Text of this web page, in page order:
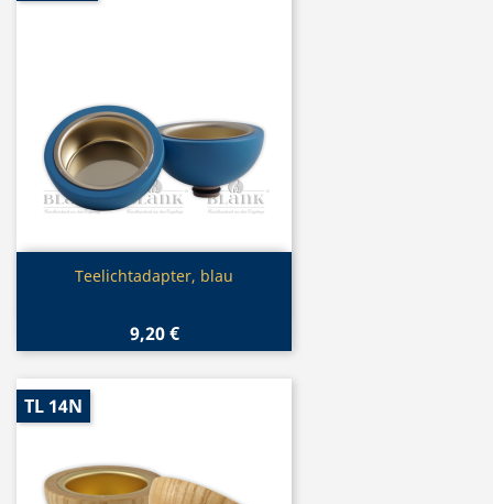
Vorschau
Teelichtadapter, blau
9,20 €
TL 14N